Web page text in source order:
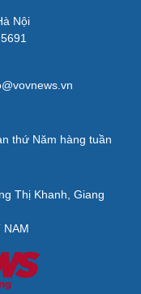
Nội
thứ Năm hàng tuần
Thị Khanh, Giang
NAM